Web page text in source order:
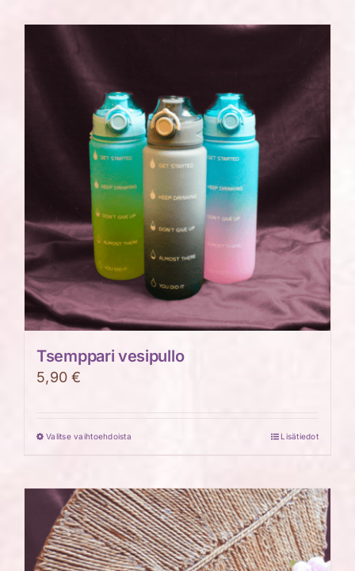
Tsemppari vesipullo
5,90€
Valitse vaihtoehdoistaTällä
on
useampi
muunnelma.
Voit
Lisätiedot